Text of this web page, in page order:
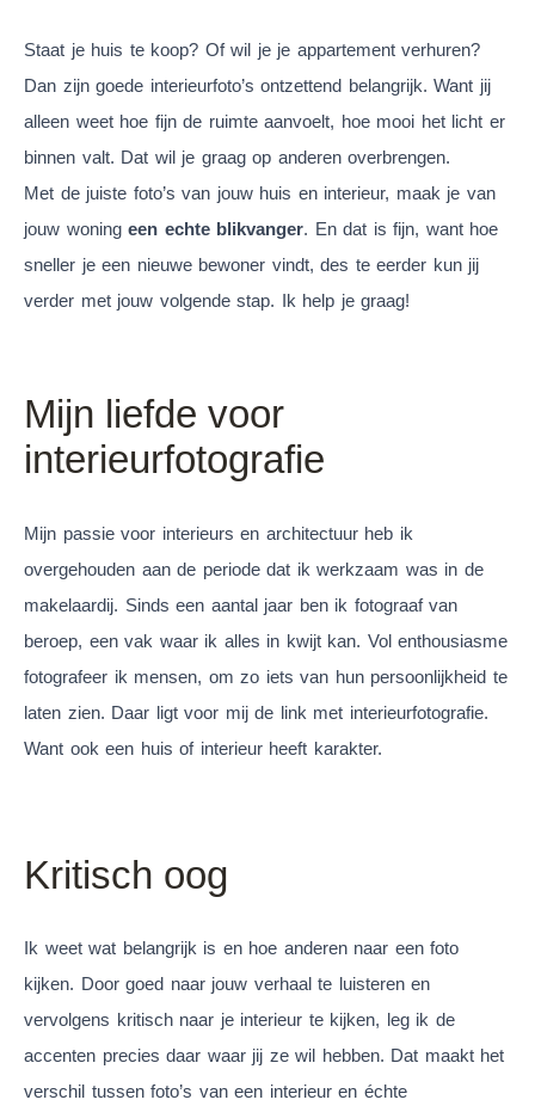
Staat je huis te koop? Of wil je je appartement verhuren?
Dan zijn goede interieurfoto’s ontzettend belangrijk. Want jij
alleen weet hoe fijn de ruimte aanvoelt, hoe mooi het licht er
binnen valt. Dat wil je graag op anderen overbrengen.
Met de juiste foto’s van jouw huis en interieur, maak je van
jouw woning een echte blikvanger. En dat is fijn, want hoe
sneller je een nieuwe bewoner vindt, des te eerder kun jij
verder met jouw volgende stap. Ik help je graag!
Mijn liefde voor
interieurfotografie
Mijn passie voor interieurs en architectuur heb ik
overgehouden aan de periode dat ik werkzaam was in de
makelaardij. Sinds een aantal jaar ben ik fotograaf van
beroep, een vak waar ik alles in kwijt kan. Vol enthousiasme
fotografeer ik mensen, om zo iets van hun persoonlijkheid te
laten zien. Daar ligt voor mij de link met interieurfotografie.
Want ook een huis of interieur heeft karakter.
Kritisch oog
Ik weet wat belangrijk is en hoe anderen naar een foto
kijken. Door goed naar jouw verhaal te luisteren en
vervolgens kritisch naar je interieur te kijken, leg ik de
accenten precies daar waar jij ze wil hebben. Dat maakt het
verschil tussen foto’s van een interieur en échte